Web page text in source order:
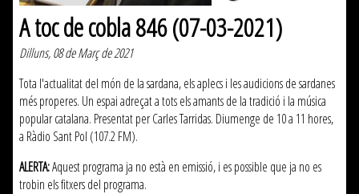
A toc de cobla 846 (07-03-2021)
Dilluns, 08 de Març de 2021
Tota l'actualitat del món de la sardana, els aplecs i les audicions de sardanes
més properes. Un espai adreçat a tots els amants de la tradició i la música
popular catalana. Presentat per Carles Tarridas. Diumenge de 10 a 11 hores,
a Ràdio Sant Pol (107.2 FM).
ALERTA:Aquest programa ja no està en emissió, i es possible que ja no es
trobin els fitxers del programa.